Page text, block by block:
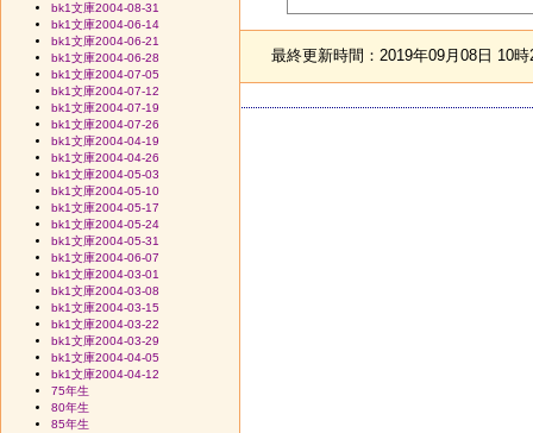
最終更新時間：2019年09月08日 10
bk1文庫2004-08-31
bk1文庫2004-06-14
bk1文庫2004-06-21
bk1文庫2004-06-28
bk1文庫2004-07-05
bk1文庫2004-07-12
bk1文庫2004-07-19
bk1文庫2004-07-26
bk1文庫2004-04-19
bk1文庫2004-04-26
bk1文庫2004-05-03
bk1文庫2004-05-10
bk1文庫2004-05-17
bk1文庫2004-05-24
bk1文庫2004-05-31
bk1文庫2004-06-07
bk1文庫2004-03-01
bk1文庫2004-03-08
bk1文庫2004-03-15
bk1文庫2004-03-22
bk1文庫2004-03-29
bk1文庫2004-04-05
bk1文庫2004-04-12
75年生
80年生
85年生